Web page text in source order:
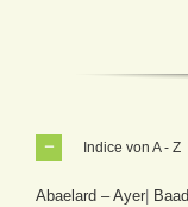
Indice von A - Z
Abaelard – Ayer